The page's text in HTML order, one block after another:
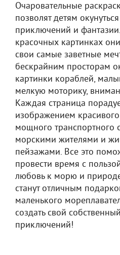
Очаровательные
позволят детям
приключений и
красочных картинках
свои самые заветные
бескрайним просторам
картинки кораблей,
мелкую моторику,
Каждая страница
изображением
мощного транспортного
морскими жителями и
пейзажами. Все это
провести время с
любовь к морю и
станут отличным
маленького
создать свой
приключений!